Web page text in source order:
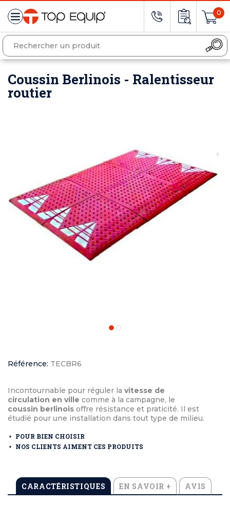
0
Coussin Berlinois - Ralentisseur
routier
Référence: TECBR6
Incontournable pour réguler la vitesse de
circulation en ville comme à la campagne, le
coussin berlinois offre résistance et praticité. Il est
étudié pour une installation dans tout type de milieu.
POUR BIEN CHOISIR
NOS CLIENTS AIMENT CES PRODUITS
CARACTÉRISTIQUES EN SAVOIR + AVIS